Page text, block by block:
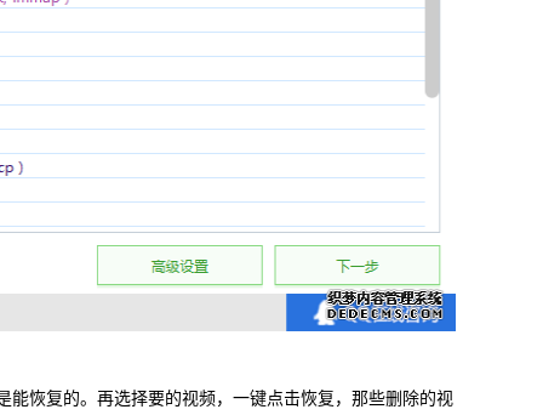
复的。再选择要的视频，一键点击恢复，那些删除的视